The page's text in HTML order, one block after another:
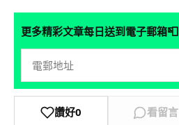
更多精彩文章每日送到電子郵箱📮
讚好0 看留言